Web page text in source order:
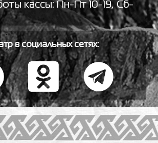
кассы: Пн-Пт 10-19, Сб-
в социальных сетях: